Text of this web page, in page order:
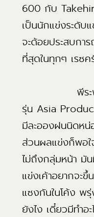
600 กับ
เป็นนักแข่งระดับ
จะด้อยประสบกา
ที่สุดในทุกๆ เรซค
พีระพงษ์
รุ่น Asia
มีละอองฝนนิดหน่
ส่วนผลแข่งก็พอใจ
ไม่ถึงกลุ่มหน้า มัน
แข่งเค้าอยากจะ
แซงกันในโค้ง พ
ยังไง เดี๋ยวมีทำอ